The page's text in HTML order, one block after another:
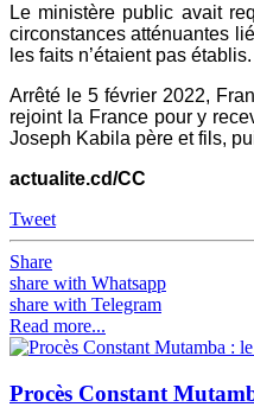
Le ministère public avait
circonstances atténuantes
les faits n’étaient pas établis.
Arrêté le 5 février 2022,
rejoint la France pour y
Joseph Kabila père et fils,
actualite.cd/CC
Tweet
Share
share with Whatsapp
share with Telegram
Read more...
Procès Constant